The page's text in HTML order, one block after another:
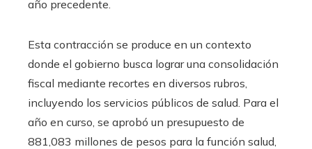
año precedente.
Esta contracción se produce en un contexto
donde el gobierno busca lograr una consolidación
fiscal mediante recortes en diversos rubros,
incluyendo los servicios públicos de salud. Para el
año en curso, se aprobó un presupuesto de
881,083 millones de pesos para la función salud,